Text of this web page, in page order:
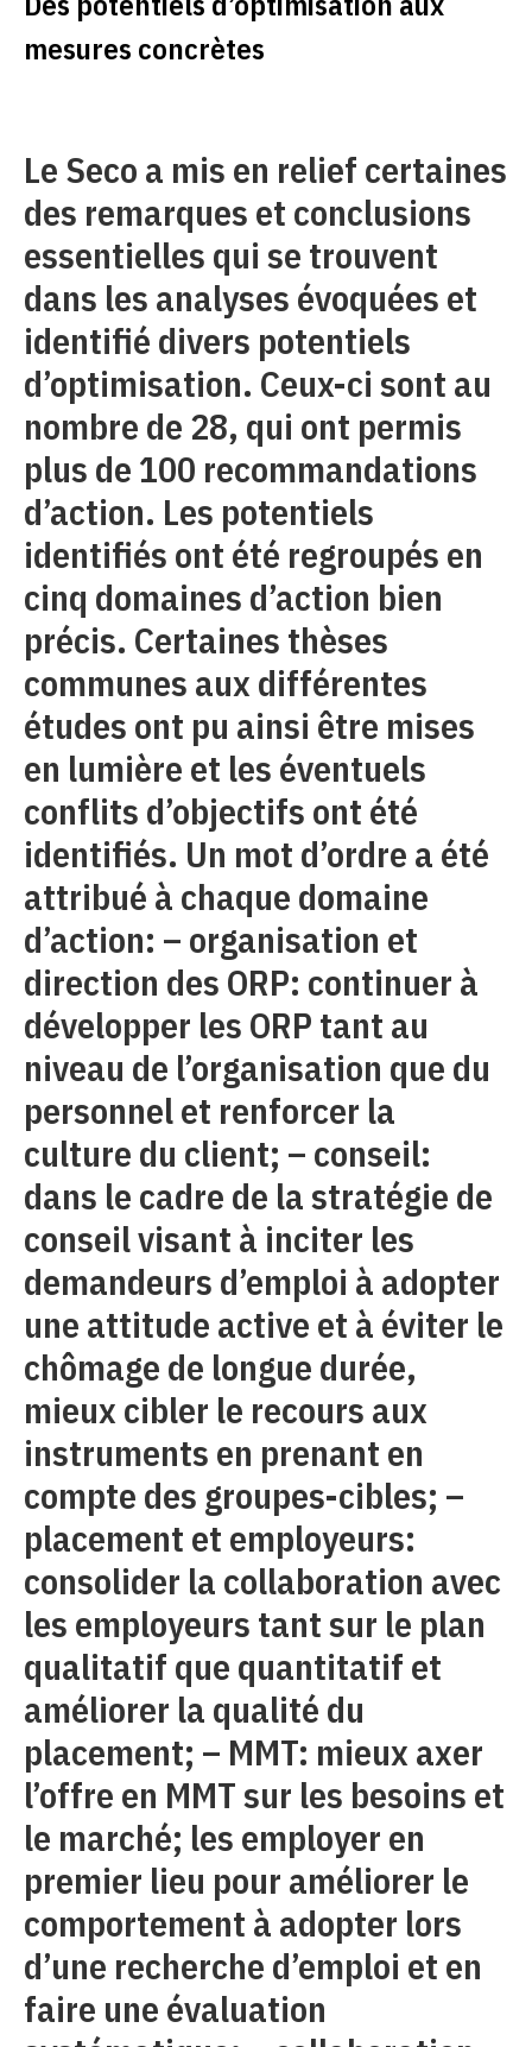
mesures concrètes
Le Seco a mis en relief certaines
des remarques et conclusions
essentielles qui se trouvent
dans les analyses évoquées et
identifié divers potentiels
d’optimisation. Ceux-ci sont au
nombre de 28, qui ont permis
plus de 100 recommandations
d’action. Les potentiels
identifiés ont été regroupés en
cinq domaines d’action bien
précis. Certaines thèses
communes aux différentes
études ont pu ainsi être mises
en lumière et les éventuels
conflits d’objectifs ont été
identifiés. Un mot d’ordre a été
attribué à chaque domaine
d’action: – organisation et
direction des ORP: continuer à
développer les ORP tant au
niveau de l’organisation que du
personnel et renforcer la
culture du client; – conseil:
dans le cadre de la stratégie de
conseil visant à inciter les
demandeurs d’emploi à adopter
une attitude active et à éviter le
chômage de longue durée,
mieux cibler le recours aux
instruments en prenant en
compte des groupes-cibles; –
placement et employeurs:
consolider la collaboration avec
les employeurs tant sur le plan
qualitatif que quantitatif et
améliorer la qualité du
placement; – MMT: mieux axer
l’offre en MMT sur les besoins et
le marché; les employer en
premier lieu pour améliorer le
comportement à adopter lors
d’une recherche d’emploi et en
faire une évaluation